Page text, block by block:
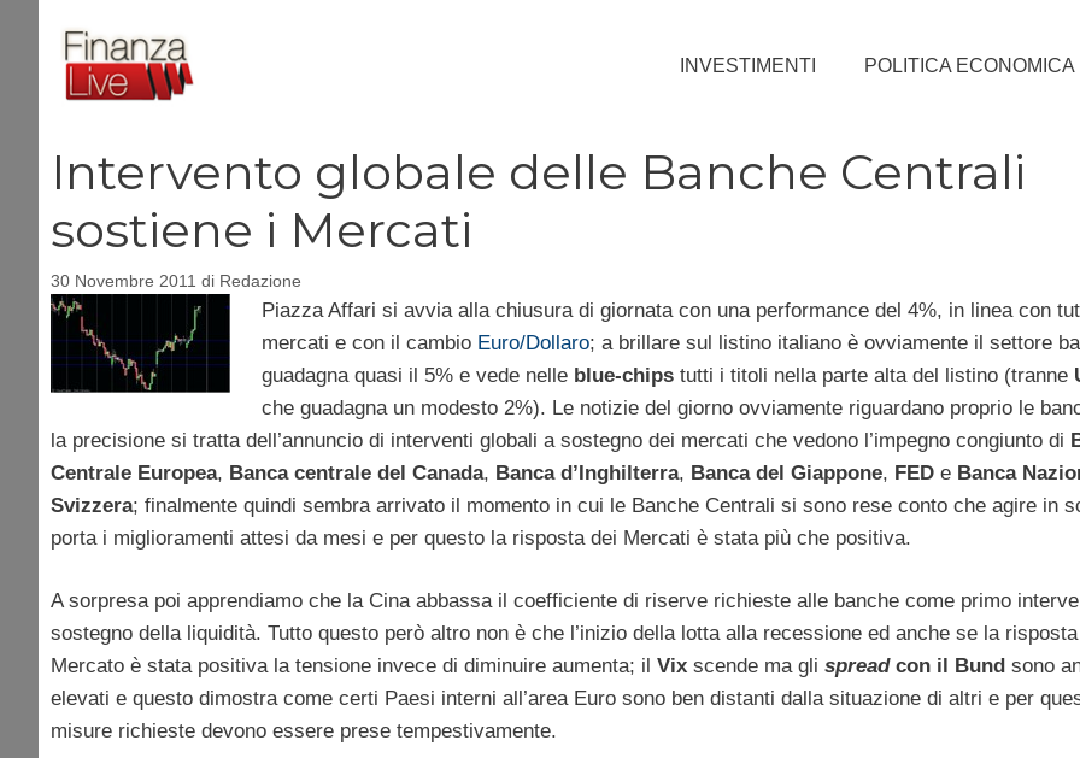
contenuto
INVESTIMENTI POLITICA ECONOMICA
Intervento globale delle Banche Centrali
sostiene i Mercati
30 Novembre 2011 di Redazione
Piazza Affari si avvia alla chiusura di giornata con una performance del 4%, in linea con
mercati e con il cambio Euro/Dollaro; a brillare sul listino italiano è ovviamente il settore
guadagna quasi il 5% e vede nelle blue-chipstutti i titoli nella parte alta del listino (tranne
che guadagna un modesto 2%). Le notizie del giorno ovviamente riguardano proprio le
la precisione si tratta dell’annuncio di interventi globali a sostegno dei mercati che vedono l’impegno congiunto di
Centrale Europea, Banca centrale del Canada, Banca d’Inghilterra, Banca del Giappone, FED e Banca
Svizzera; finalmente quindi sembra arrivato il momento in cui le Banche Centrali si sono rese conto che agire in
porta i miglioramenti attesi da mesi e per questo la risposta dei Mercati è stata più che positiva.
A sorpresa poi apprendiamo che la Cina abbassa il coefficiente di riserve richieste alle banche come primo
sostegno della liquidità. Tutto questo però altro non è che l’inizio della lotta alla recessione ed anche se la
Mercato è stata positiva la tensione invece di diminuire aumenta; il Vix scende ma gli spreadcon il Bund sono
elevati e questo dimostra come certi Paesi interni all’area Euro sono ben distanti dalla situazione di altri e per
misure richieste devono essere prese tempestivamente.